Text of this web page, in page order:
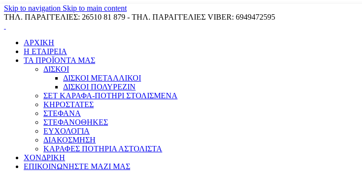
Skip to navigation Skip to main content
ΤΗΛ. ΠΑΡΑΓΓΕΛΙΕΣ: 26510 81 879 - ΤΗΛ. ΠΑΡΑΓΓΕΛΙΕΣ VIBER: 6949472595
ΑΡΧΙΚΗ
Η ΕΤΑΙΡΕΙΑ
ΤΑ ΠΡΟΪΟΝΤΑ ΜΑΣ
ΔΙΣΚΟΙ
ΔΙΣΚΟΙ ΜΕΤΑΛΛΙΚΟΙ
ΔΙΣΚΟΙ ΠΟΛΥΡΕΖΙΝ
ΣΕΤ ΚΑΡΑΦΑ-ΠΟΤΗΡΙ ΣΤΟΛΙΣΜΕΝΑ
ΚΗΡΟΣΤΑΤΕΣ
ΣΤΕΦΑΝΑ
ΣΤΕΦΑΝΟΘΗΚΕΣ
ΕΥΧΟΛΟΓΙΑ
ΔΙΑΚΟΣΜΗΣΗ
ΚΑΡΑΦΕΣ ΠΟΤΗΡΙΑ ΑΣΤΟΛΙΣΤΑ
ΧΟΝΔΡΙΚΗ
ΕΠΙΚΟΙΝΩΝΗΣΤΕ ΜΑΖΙ ΜΑΣ